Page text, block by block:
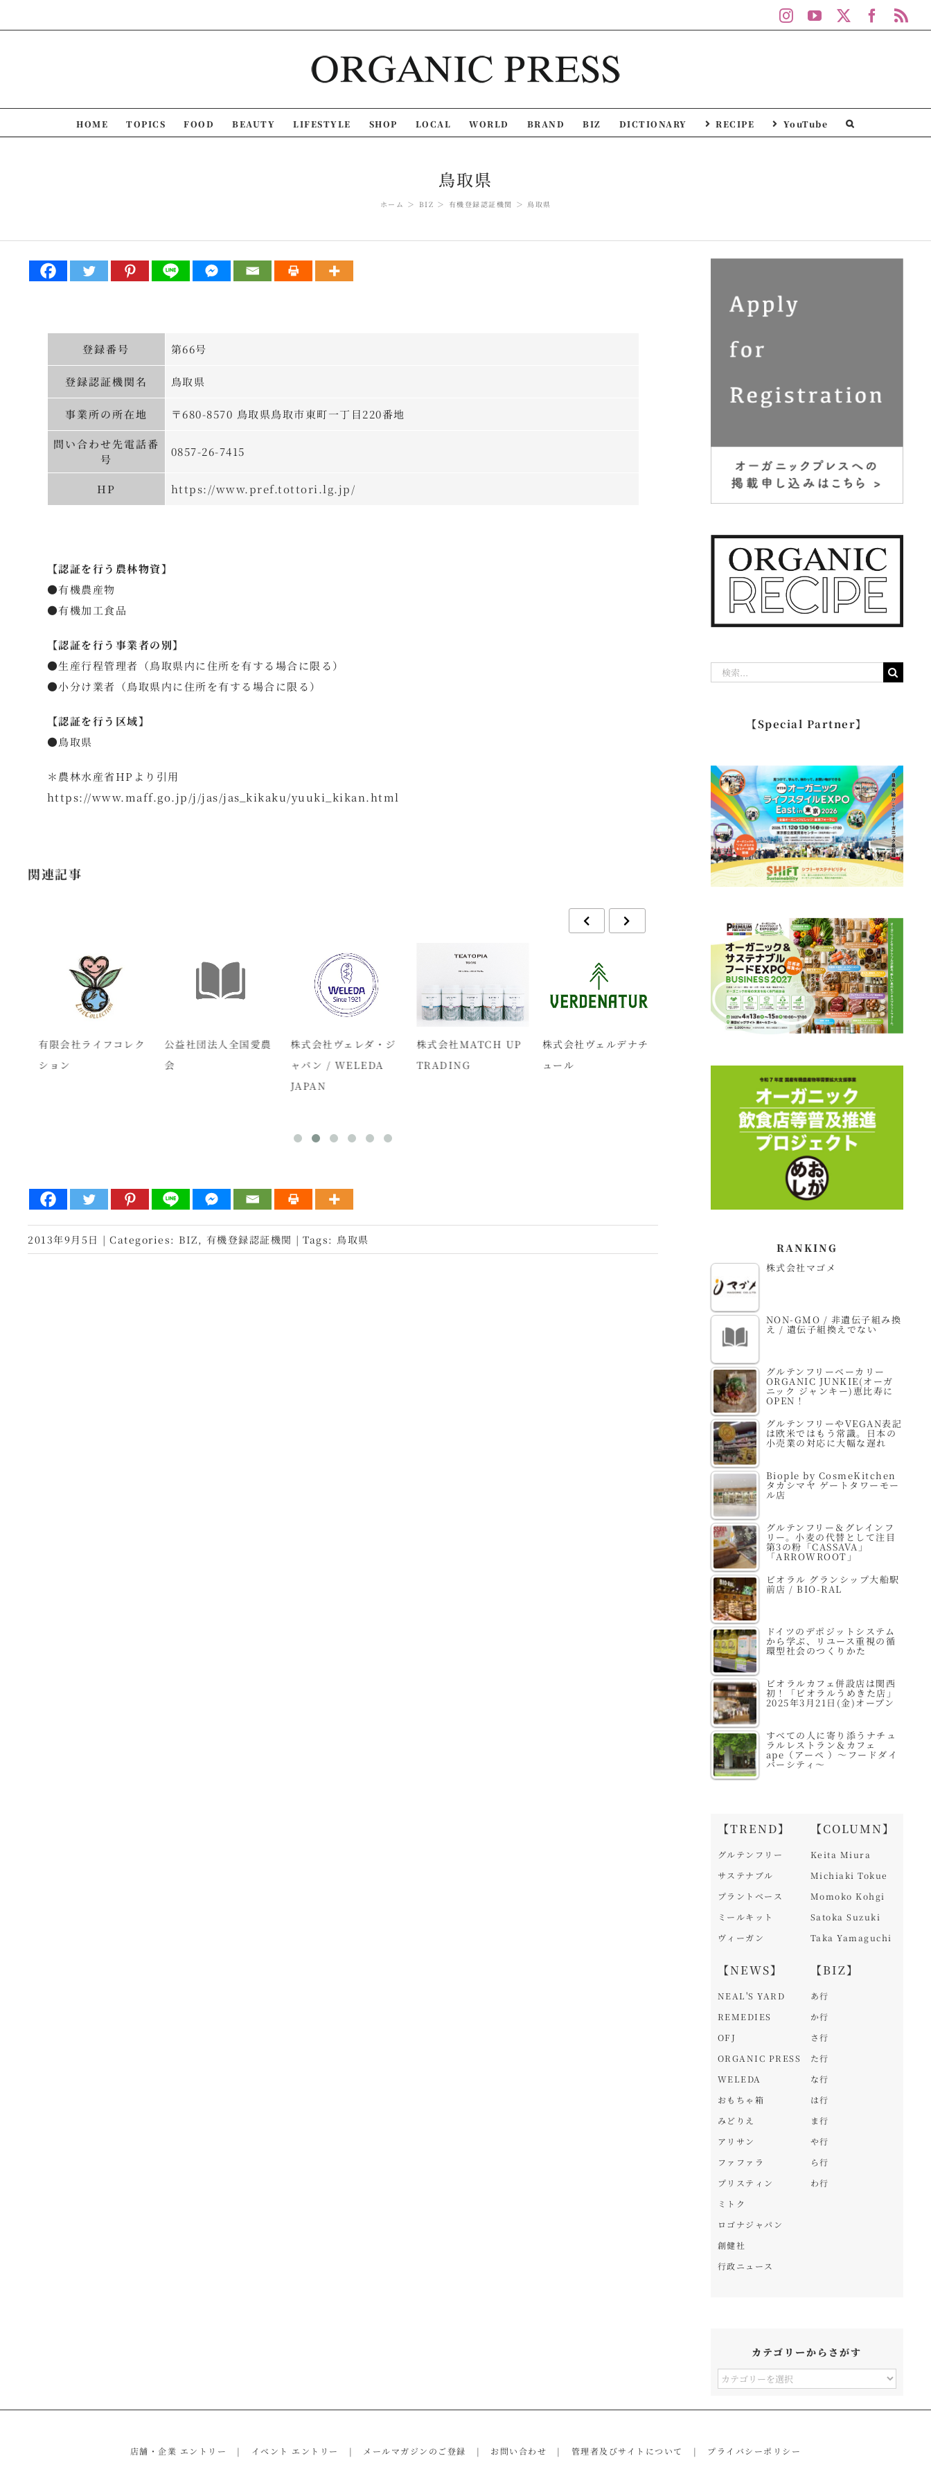
to
InstagramYouTube
HOME TOPICS FOOD BEAUTY LIFESTYLE SHOP LOCAL WORLD BRAND BIZ DICTIONARY RECIPE YouTube
鳥取県
ホーム BIZ 有機登録認証機関 鳥取県
登録番号 第66号
登録認証機関名 鳥取県
事業所の所在地 〒680-8570 鳥取県鳥取市東町一丁目220番地
問い合わせ先電話番
号
0857-26-7415
HP https://www.pref.tottori.lg.jp/
【認証を行う農林物資】
●有機農産物
●有機加工食品
【認証を行う事業者の別】
●生産行程管理者（鳥取県内に住所を有する場合に限る）
●小分け業者（鳥取県内に住所を有する場合に限る）
【認証を行う区域】
●鳥取県
＊農林水産省HPより引用
https://www.maff.go.jp/j/jas/jas_kikaku/yuuki_kikan.html
関連記事
有限会社ライフコレク
ション
公益社団法人全国愛農
会
株式会社ヴェレダ・ジ
ャパン / WELEDA
JAPAN
株式会社MATCH UP
TRADING
株式会社ヴェルデナチ
ュール
ション
2013年9月5日 | Categories:BIZ, 有機登録認証機関 | Tags: 鳥取県
【Special Partner】
RANKING
株式会社マゴメ
NON-GMO / 非遺伝子組み換
え / 遺伝子組換えでない
グルテンフリーベーカリー
ORGANIC JUNKIE(オーガ
ニック ジャンキー)恵比寿に
OPEN！
グルテンフリーやVEGAN表記
は欧米ではもう常識。日本の
小売業の対応に大幅な遅れ
Biople by CosmeKitchen
タカシマヤ ゲートタワーモー
ル店
グルテンフリー＆グレインフ
リー。小麦の代替として注目
第3の粉「CASSAVA」
「ARROWROOT」
ビオラル グランシップ大船駅
前店 / BIO-RAL
ドイツのデポジットシステム
から学ぶ、リユース重視の循
環型社会のつくりかた
ビオラルカフェ併設店は関西
初！「ビオラルうめきた店」
2025年3月21日(金)オープン
すべての人に寄り添うナチュ
ラルレストラン＆カフェ
ape（アーペ ）～フードダイ
バーシティ～
【TREND】
グルテンフリー
サステナブル
プラントベース
ミールキット
ヴィーガン
【NEWS】
NEAL'S YARD
REMEDIES
OFJ
ORGANIC PRESS
WELEDA
おもちゃ箱
みどりえ
アリサン
ファファラ
プリスティン
ミトク
ロゴナジャパン
創健社
行政ニュース
【COLUMN】
Keita Miura
Michiaki Tokue
Momoko Kohgi
Satoka Suzuki
Taka Yamaguchi
【BIZ】
あ行
か行
さ行
た行
な行
は行
ま行
や行
ら行
わ行
カテゴリーからさがす
カ
ー
店舗・企業 エントリー イベント エントリー メールマガジンのご登録 お問い合わせ 管理者及びサイトについて プライバシーポリシー